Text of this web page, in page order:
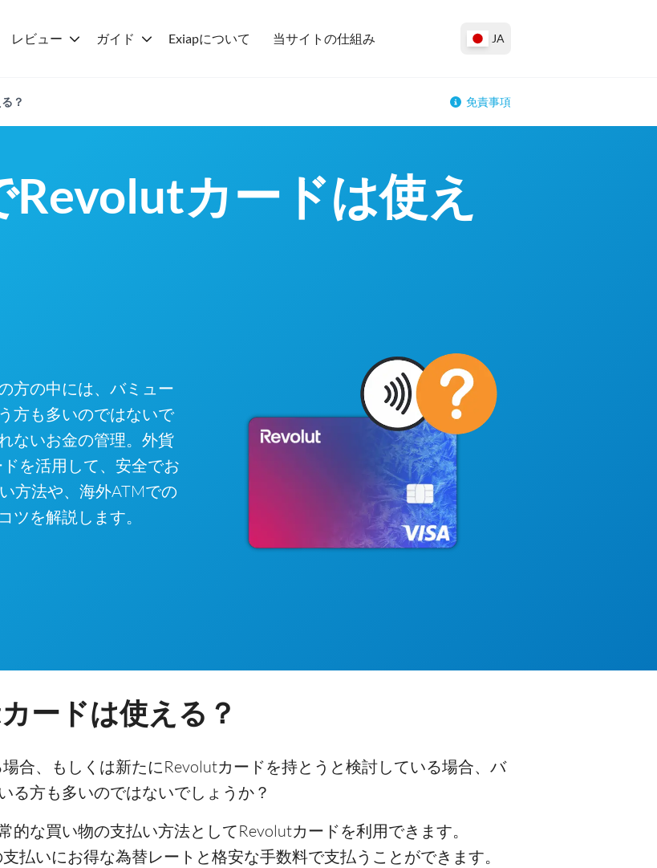
レビュー ガイド Exiapについて 当サイトの仕組み JA
？ 免責事項
カードは使え
方の中には、バミュー
方も多いのではないで
ないお金の管理。外貨
を活用して、安全でお
方法や、海外ATMでの
ツを解説します。
ードは使える？
合、もしくは新たにRevolutカードを持とうと検討している場合、バ
る方も多いのではないでしょうか？
な買い物の支払い方法としてRevolutカードを利用できます。
払いにお得な為替レートと格安な手数料で支払うことができます。